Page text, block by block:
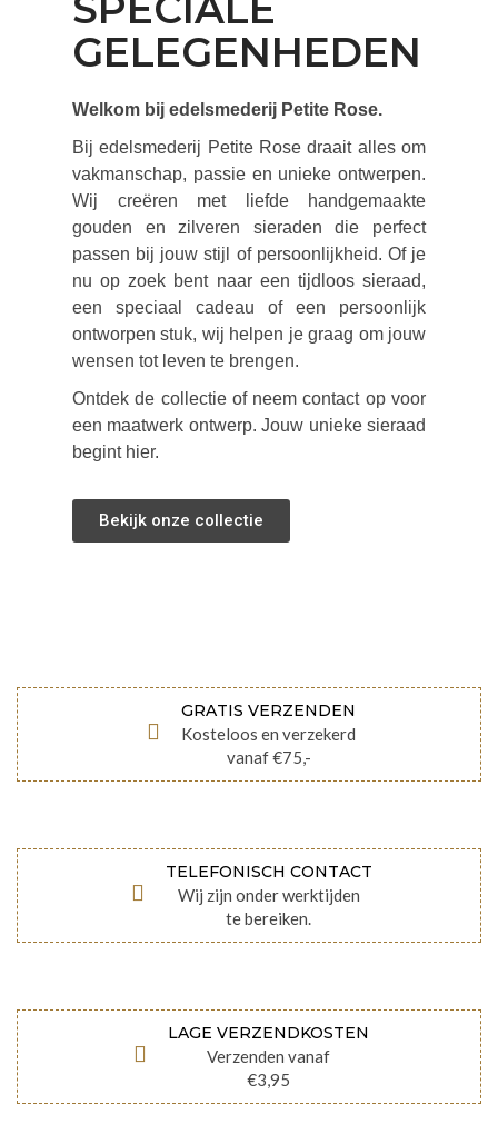
GELEGENHEDEN
Welkom bij edelsmederij Petite Rose.
Bij edelsmederij Petite Rose draait alles om
vakmanschap, passie en unieke ontwerpen.
Wij creëren met liefde handgemaakte
gouden en zilveren sieraden die perfect
passen bij jouw stijl of persoonlijkheid. Of je
nu op zoek bent naar een tijdloos sieraad,
een speciaal cadeau of een persoonlijk
ontworpen stuk, wij helpen je graag om jouw
wensen tot leven te brengen.
Ontdek de collectie of neem contact op voor
een maatwerk ontwerp. Jouw unieke sieraad
begint hier.
Bekijk onze collectie
GRATIS VERZENDEN
Kosteloos en verzekerd
vanaf €75,-
TELEFONISCH CONTACT
Wij zijn onder werktijden
te bereiken.
LAGE VERZENDKOSTEN
Verzenden vanaf
€3,95